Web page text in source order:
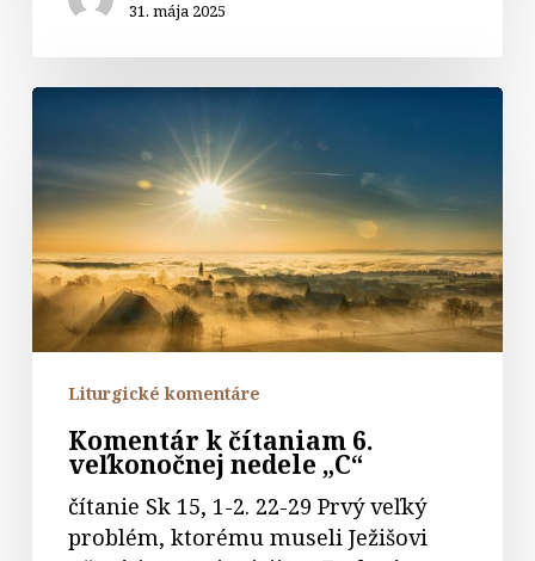
31. mája 2025
čítaniam
6.
veľkonočnej
nedele
„C“
Liturgické komentáre
Komentár k čítaniam 6.
veľkonočnej nedele „C“
čítanie Sk 15, 1-2. 22-29 Prvý veľký
problém, ktorému museli Ježišovi